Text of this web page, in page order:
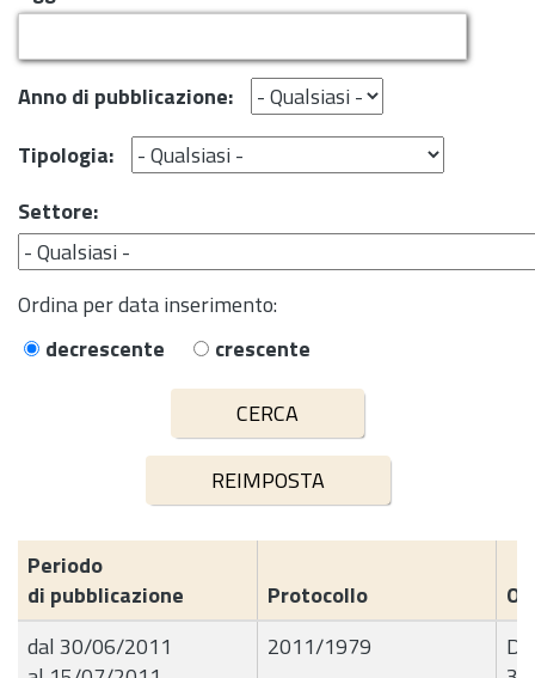
Anno di pubblicazione:
Tipologia:
Settore:
Ordina per data inserimento:
decrescente
crescente
Periodo
di pubblicazione
Protocollo
dal 30/06/2011
2011/1979